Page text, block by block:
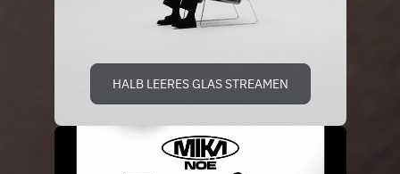
HALB LEERES GLAS STREAMEN